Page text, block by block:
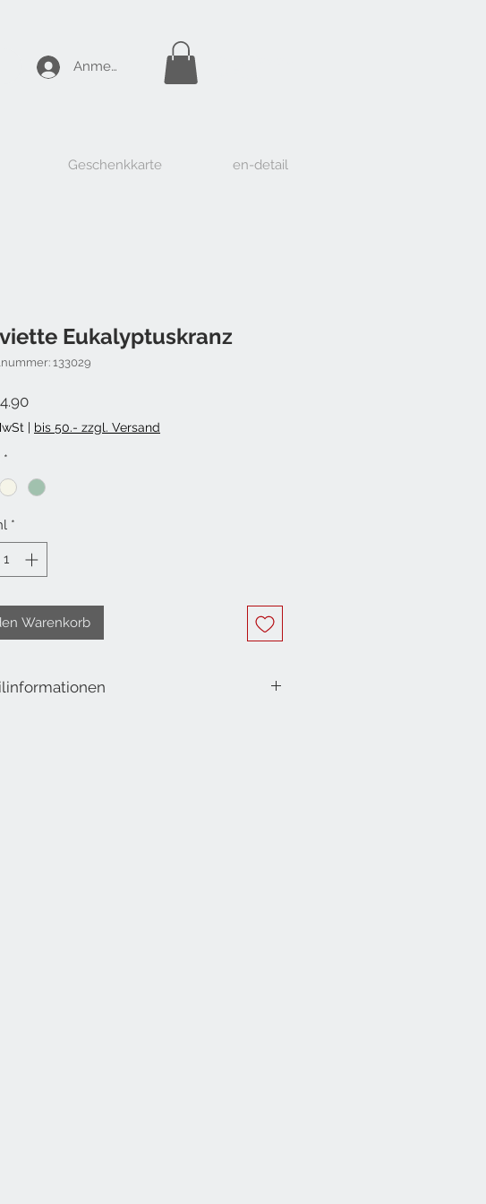
Anmelden
Geschenkkarte en-detail
Eukalyptuskranz
133029
Preis
| bis 50.- zzgl. Versand
*
*
Warenkorb